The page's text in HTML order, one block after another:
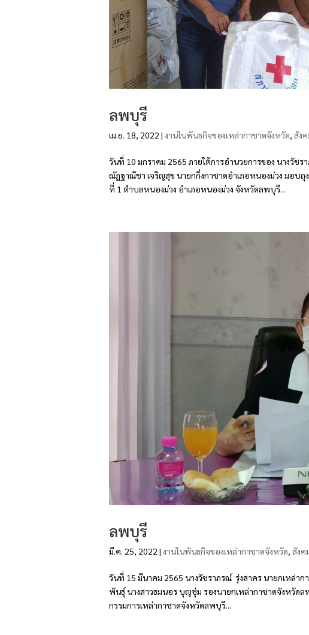
ลพบุรี
เม.ย. 18, 2022 | งานในพันธกิจของเหล่ากาชาดจังหวัด, สัง
วันที่ 10 มกราคม 2565 ภายใต้การอำนวยการของ นางวัช
ณัฎฐาณิชา เจริญสุข นายกกิ่งกาชาดอำเภอหนองม่วง มอบ
ที่ 1 ตำบลหนองม่วง อำเภอหนองม่วง จังหวัดลพบุรี...
ลพบุรี
มี.ค. 25, 2022 | งานในพันธกิจของเหล่ากาชาดจังหวัด, สังค
วันที่ 15 มีนาคม 2565 นางวัชราภรณ์ รุ่งสาคร นายกเหล่า
พันธุ์ นางสาวธมนอร บุญชุ่ม รองนายกเหล่ากาชาดจังหวัด
กรรมการเหล่ากาชาดจังหวัดลพบุรี...